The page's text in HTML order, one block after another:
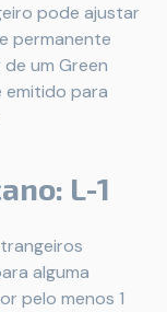
pode ajustar
permanente
um Green
emitido para
L-1
alguma
pelo menos 1